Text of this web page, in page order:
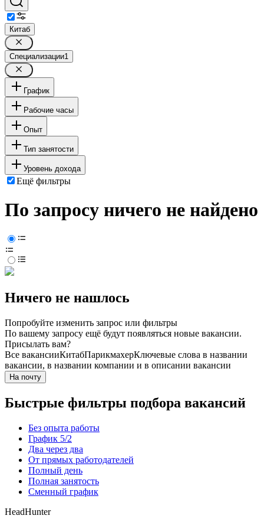
Китаб
Специализации1
График
Рабочие часы
Опыт
Тип занятости
Уровень дохода
Ещё фильтры
По запросу ничего не найдено
Ничего не нашлось
Попробуйте изменить запрос или фильтры
По вашему запросу ещё будут появляться новые вакансии.
Присылать вам?
Все вакансииКитабПарикмахерКлючевые слова в названии
вакансии, в названии компании и в описании вакансии
На почту
Быстрые фильтры подбора вакансий
Без опыта работы
График 5/2
Два через два
От прямых работодателей
Полный день
Полная занятость
Сменный график
HeadHunter